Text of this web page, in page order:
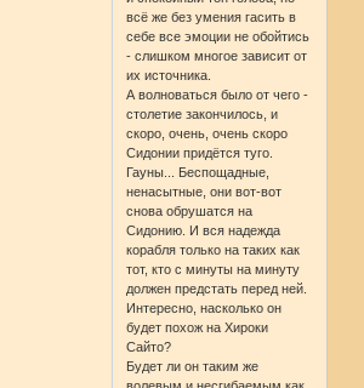
всё же без умения гасить в
себе все эмоции не обойтись
- слишком многое зависит от
их источника.
А волноваться было от чего -
столетие закончилось, и
скоро, очень, очень скоро
Сидонии придётся туго.
Гауны... Беспощадные,
ненасытные, они вот-вот
снова обрушатся на
Сидонию. И вся надежда
корабля только на таких как
тот, кто с минуты на минуту
должен предстать перед ней.
Интересно, насколько он
будет похож на Хироки
Сайто?
Будет ли он таким же